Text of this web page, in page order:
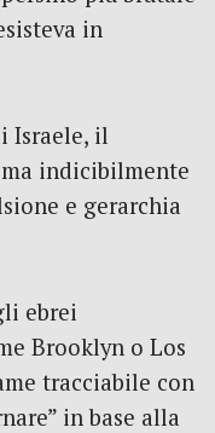
in
Israele, il
indicibilmente
e gerarchia
ebrei
Brooklyn o Los
tracciabile con
in base alla